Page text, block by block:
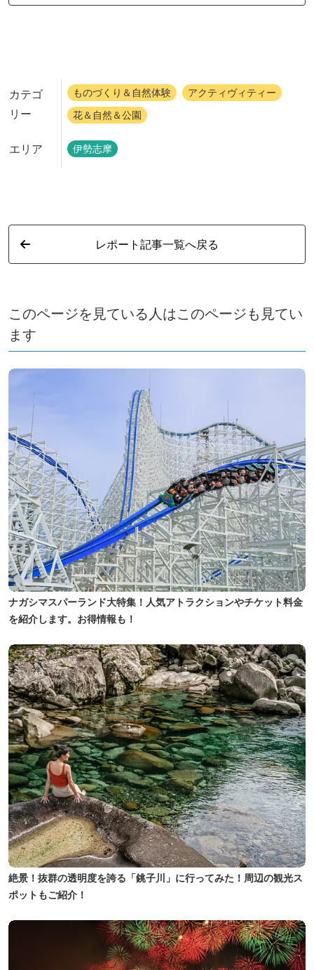
カテゴ
リー
ものづくり＆自然体験
アクティヴィティー
花＆自然＆公園
エリア 伊勢志摩
レポート記事一覧へ戻る
このページを見ている人はこのページも見てい
ます
ナガシマスパーランド大特集！人気アトラクションやチケット料金
を紹介します。お得情報も！
絶景！抜群の透明度を誇る「銚子川」に行ってみた！周辺の観光ス
ポットもご紹介！